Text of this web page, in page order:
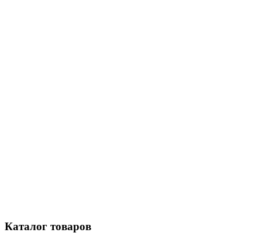
Каталог товаров